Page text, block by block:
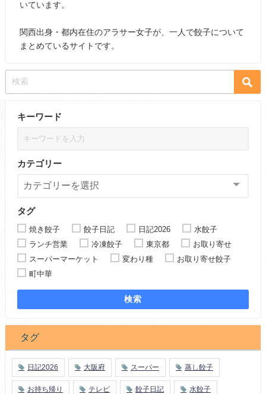
いています。
関西出身・都内在住のアラサー女子が、一人で餃子について
まとめているサイトです。
キーワード
カテゴリー
タグ
焼き餃子 餃子日記 日記2026
水餃子
ランチ営業
冷凍餃子 東京都
お取り寄せ
スーパーマーケット
変わり種
お取り寄せ餃子
町中華
検索
タグ
日記2026 大阪府 スーパー 蒸し餃子
お持ち帰り テレビ 餃子日記 水餃子